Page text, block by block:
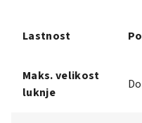
Lastnost
Maks. velikost
luknje